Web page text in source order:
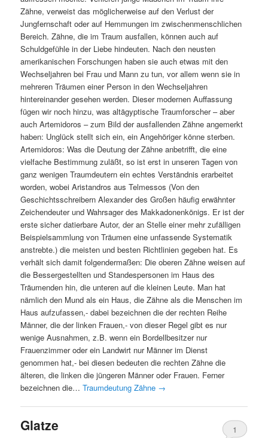
Zähne, verweist das möglicherweise auf den Verlust der
Jungfernschaft oder auf Hemmungen im zwischenmenschlichen
Bereich. Zähne, die im Traum ausfallen, können auch auf
Schuldgefühle in der Liebe hindeuten. Nach den neusten
amerikanischen Forschungen haben sie auch etwas mit den
Wechseljahren bei Frau und Mann zu tun, vor allem wenn sie in
mehreren Träumen einer Person in den Wechseljahren
hintereinander gesehen werden. Dieser modernen Auffassung
fügen wir noch hinzu, was altägyptische Traumforscher – aber
auch Artemidoros – zum Bild der ausfallenden Zähne angemerkt
haben: Unglück stellt sich ein, ein Angehöriger könne sterben.
Artemidoros: Was die Deutung der Zähne anbetrifft, die eine
vielfache Bestimmung zuläßt, so ist erst in unseren Tagen von
ganz wenigen Traumdeutern ein echtes Verständnis erarbeitet
worden, wobei Aristandros aus Telmessos (Von den
Geschichtsschreibern Alexander des Großen häufig erwähnter
Zeichendeuter und Wahrsager des Makkadonenkönigs. Er ist der
erste sicher datierbare Autor, der an Stelle einer mehr zufälligen
Beispielsammlung von Träumen eine unfassende Systematik
anstrebte.) die meisten und besten Richtlinien gegeben hat. Es
verhält sich damit folgendermaßen: Die oberen Zähne weisen auf
die Bessergestellten und Standespersonen im Haus des
Träumenden hin, die unteren auf die kleinen Leute. Man hat
nämlich den Mund als ein Haus, die Zähne als die Menschen im
Haus aufzufassen,- dabei bezeichnen die der rechten Reihe
Männer, die der linken Frauen,- von dieser Regel gibt es nur
wenige Ausnahmen, z.B. wenn ein Bordellbesitzer nur
Frauenzimmer oder ein Landwirt nur Männer im Dienst
genommen hat,- bei diesen bedeuten die rechten Zähne die
älteren, die linken die jüngeren Männer oder Frauen. Ferner
bezeichnen die…Traumdeutung Zähne →
Glatze
1